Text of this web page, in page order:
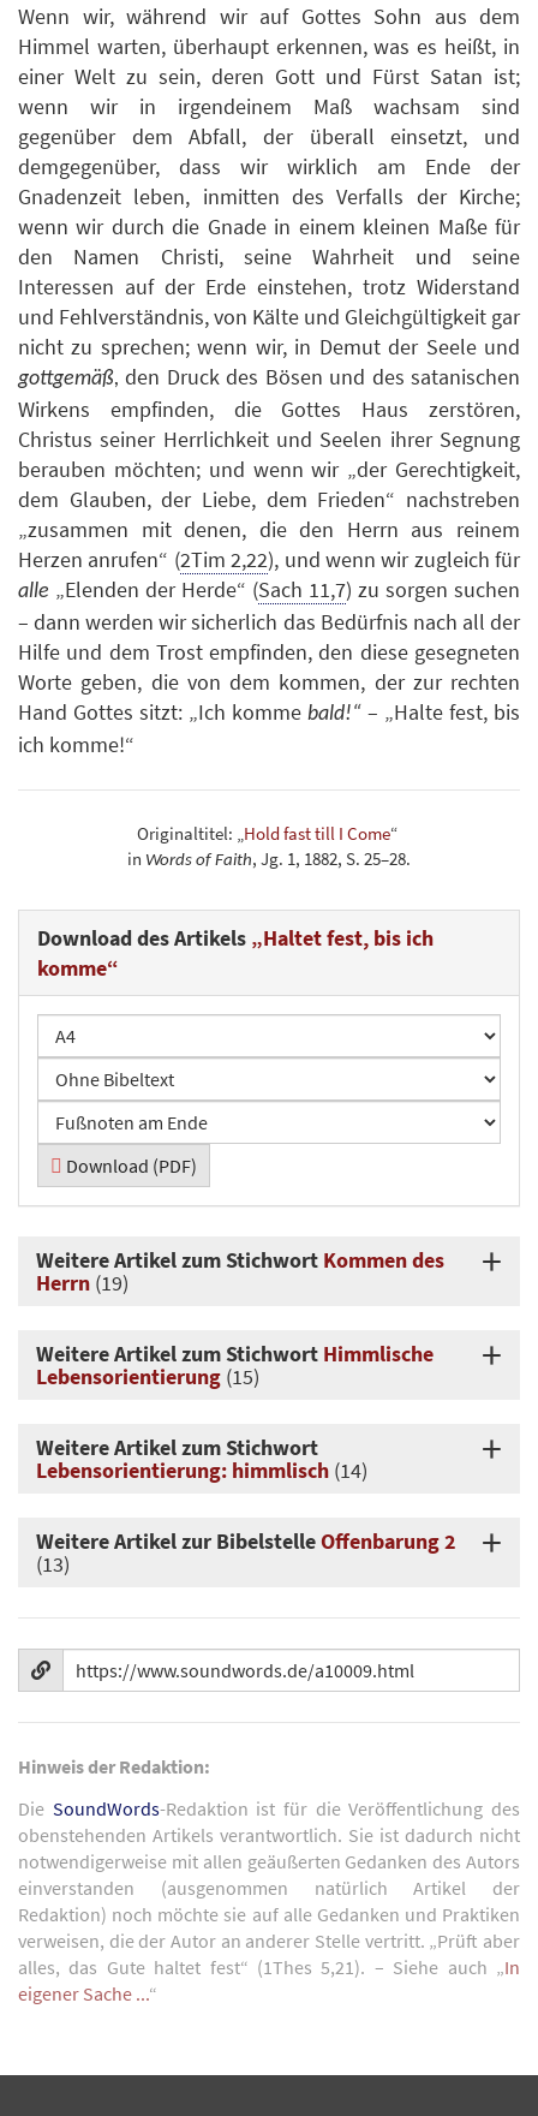
Wenn wir, während wir auf Gottes Sohn aus dem
Himmel warten, überhaupt erkennen, was es heißt, in
einer Welt zu sein, deren Gott und Fürst Satan ist;
wenn wir in irgendeinem Maß wachsam sind
gegenüber dem Abfall, der überall einsetzt, und
demgegenüber, dass wir wirklich am Ende der
Gnadenzeit leben, inmitten des Verfalls der Kirche;
wenn wir durch die Gnade in einem kleinen Maße für
den Namen Christi, seine Wahrheit und seine
Interessen auf der Erde einstehen, trotz Widerstand
und Fehlverständnis, von Kälte und Gleichgültigkeit gar
nicht zu sprechen; wenn wir, in Demut der Seele und
gottgemäß, den Druck des Bösen und des satanischen
Wirkens empfinden, die Gottes Haus zerstören,
Christus seiner Herrlichkeit und Seelen ihrer Segnung
berauben möchten; und wenn wir „der Gerechtigkeit,
dem Glauben, der Liebe, dem Frieden“ nachstreben
„zusammen mit denen, die den Herrn aus reinem
Herzen anrufen“ (2Tim 2,22), und wenn wir zugleich für
alle „Elenden der Herde“ (Sach 11,7) zu sorgen suchen
– dann werden wir sicherlich das Bedürfnis nach all der
Hilfe und dem Trost empfinden, den diese gesegneten
Worte geben, die von dem kommen, der zur rechten
Hand Gottes sitzt: „Ich komme bald!“ – „Halte fest, bis
ich komme!“
Originaltitel: „ Hold fast till I Come“
in Words of Faith, Jg. 1, 1882, S. 25–28.
Download des Artikels „Haltet fest, bis ich
komme“
Download (PDF)
Weitere Artikel zum Stichwort Kommen des
Herrn (19)
Weitere Artikel zum Stichwort Himmlische
Lebensorientierung (15)
Weitere Artikel zum Stichwort
Lebensorientierung: himmlisch (14)
Weitere Artikel zur BibelstelleOffenbarung 2
(13)
Hinweis der Redaktion:
Die SoundWords-Redaktion ist für die Veröffentlichung des
obenstehenden Artikels verantwortlich. Sie ist dadurch nicht
notwendigerweise mit allen geäußerten Gedanken des Autors
einverstanden (ausgenommen natürlich Artikel der
Redaktion) noch möchte sie auf alle Gedanken und Praktiken
verweisen, die der Autor an anderer Stelle vertritt. „Prüft aber
alles, das Gute haltet fest“ (1Thes 5,21). – Siehe auch „In
eigener Sache ...“